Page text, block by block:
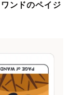
ンドのペイジ